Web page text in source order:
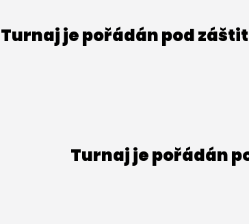
Turnaj je pořádán pod
Turnaj je pořádán